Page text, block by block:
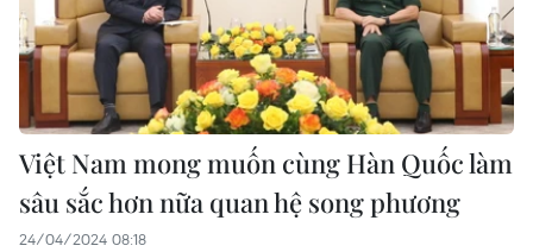
Việt Nam mong muốn cùng Hàn Quốc làm
sâu sắc hơn nữa quan hệ song phương
24/04/2024 08:18